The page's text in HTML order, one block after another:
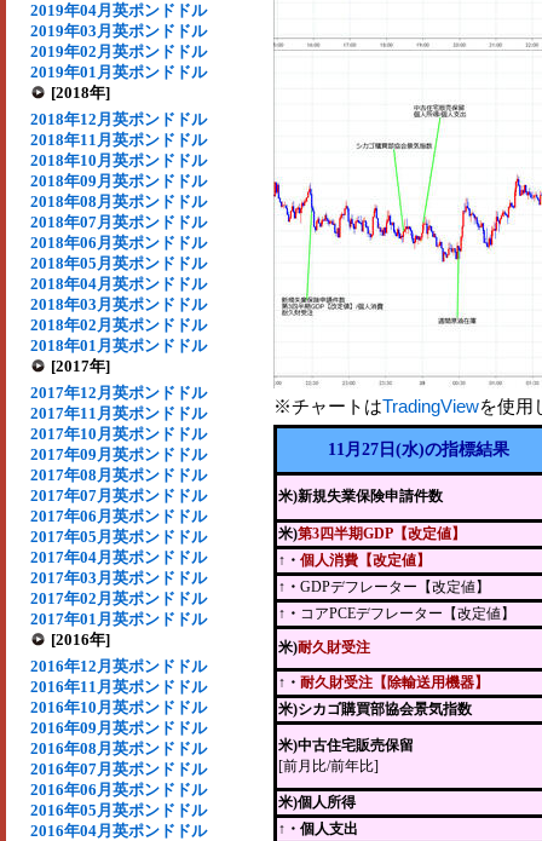
2019年04月英ポンドドル
2019年03月英ポンドドル
2019年02月英ポンドドル
2019年01月英ポンドドル
[2018年]
2018年12月英ポンドドル
2018年11月英ポンドドル
2018年10月英ポンドドル
2018年09月英ポンドドル
2018年08月英ポンドドル
2018年07月英ポンドドル
2018年06月英ポンドドル
2018年05月英ポンドドル
2018年04月英ポンドドル
2018年03月英ポンドドル
2018年02月英ポンドドル
2018年01月英ポンドドル
[2017年]
2017年12月英ポンドドル
2017年11月英ポンドドル
2017年10月英ポンドドル
2017年09月英ポンドドル
2017年08月英ポンドドル
2017年07月英ポンドドル
2017年06月英ポンドドル
2017年05月英ポンドドル
2017年04月英ポンドドル
2017年03月英ポンドドル
2017年02月英ポンドドル
2017年01月英ポンドドル
[2016年]
2016年12月英ポンドドル
2016年11月英ポンドドル
2016年10月英ポンドドル
2016年09月英ポンドドル
2016年08月英ポンドドル
2016年07月英ポンドドル
2016年06月英ポンドドル
2016年05月英ポンドドル
2016年04月英ポンドドル
※チャートはTradingViewを使用
11月27日(水)の指標結果
米)新規失業保険申請件数
米)第3四半期GDP【改定値】
↑・ 個人消費【改定値】
↑・ GDPデフレーター【改定値】
↑・ コアPCEデフレーター【改定値】
米)耐久財受注
↑・ 耐久財受注【除輸送用機器】
米)シカゴ購買部協会景気指数
米)中古住宅販売保留
[前月比/前年比]
米)個人所得
↑・個人支出